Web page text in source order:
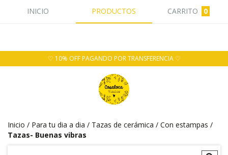
INICIO PRODUCTOS CARRITO 0
♡ 10% OFF PAGANDO POR TRANSFERENCIA ♡
Inicio / Para tu dia a dia / Tazas de cerámica / Con estampas /
Tazas- Buenas vibras